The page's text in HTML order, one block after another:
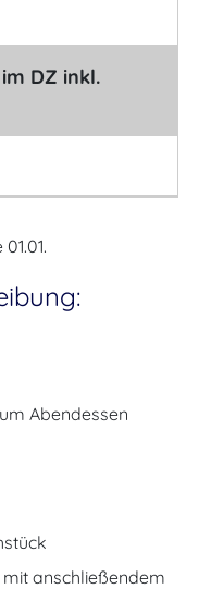
DZ inkl.
Abendessen
mit anschließendem